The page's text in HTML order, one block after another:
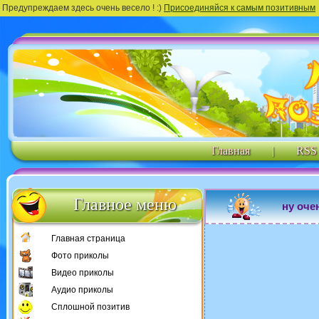
Предупреждаем здесь очень весело ! :) Присоединяйся к самым позитивным
Главная | RSS
Главное меню
Главная страница
Фото приколы
Видео приколы
Аудио приколы
Сплошной позитив
ну